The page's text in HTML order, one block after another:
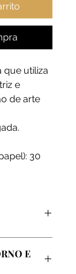
que utiliza
e
de arte
30
E